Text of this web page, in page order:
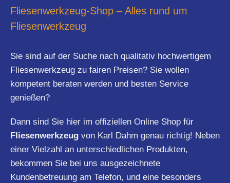
Fliesenwerkzeug-Shop – Alles rund um
Fliesenwerkzeug
Sie sind auf der Suche nach qualitativ hochwertigem
Fliesenwerkzeug zu fairen Preisen? Sie wollen
kompetent beraten werden und besten Service
genießen?
Dann sind Sie hier im offiziellen Online Shop für
Fliesenwerkzeug von Karl Dahm genau richtig! Neben
einer Vielzahl an unterschiedlichen Produkten,
bekommen Sie bei uns ausgezeichnete
Kundenbetreuung am Telefon, und eine besonders